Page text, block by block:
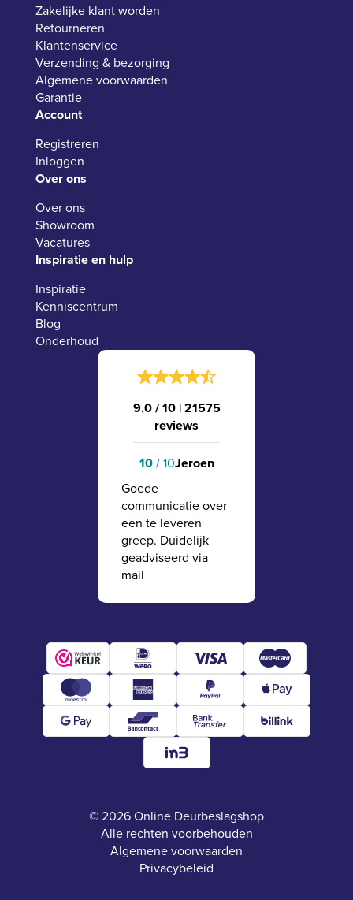
Zakelijke klant worden
Retourneren
Klantenservice
Verzending & bezorging
Algemene voorwaarden
Garantie
Account
Registreren
Inloggen
Over ons
Over ons
Showroom
Vacatures
Inspiratie en hulp
Inspiratie
Kenniscentrum
Blog
Onderhoud
9.0 / 10 |21575
reviews
10/ 10Jeroen
Goede
communicatie over
een te leveren
greep. Duidelijk
geadviseerd via
mail
© 2026 Online Deurbeslagshop
Alle rechten voorbehouden
Algemene voorwaarden
Privacybeleid